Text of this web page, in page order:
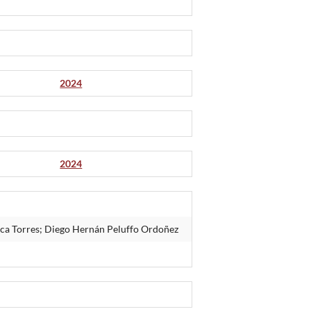
2024
2024
Torres; Diego Hernán Peluffo Ordoñez